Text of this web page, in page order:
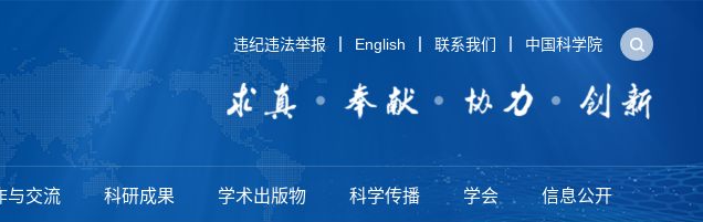
违纪违法举报 English 联系我们 中国科学院
与交流 科研成果 学术出版物 科学传播 学会 信息公开